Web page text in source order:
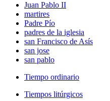
Juan Pablo II
martires
Padre Pío
padres de la iglesia
san Francisco de Asís
san jose
san pablo
Tiempo ordinario
Tiempos litúrgicos